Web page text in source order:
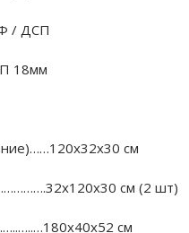
/ ДСП
18мм
см
см (2 шт)
см